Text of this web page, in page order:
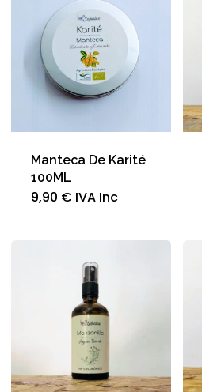
Manteca De Karité
100ML
9,90 € IVA Inc